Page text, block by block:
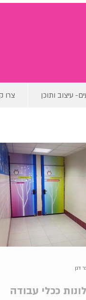
צרו עיצוב ותוכן
ככלי עבודה
דגן